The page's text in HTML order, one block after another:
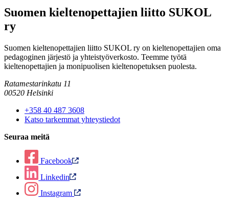
Suomen kieltenopettajien liitto SUKOL
ry
Suomen kieltenopettajien liitto SUKOL ry on kieltenopettajien oma
pedagoginen järjestö ja yhteistyöverkosto. Teemme työtä
kieltenopettajien ja monipuolisen kieltenopetuksen puolesta.
Ratamestarinkatu 11
00520 Helsinki
+358 40 487 3608
Katso tarkemmat yhteystiedot
Seuraa meitä
Facebook
Linkedin
Instagram